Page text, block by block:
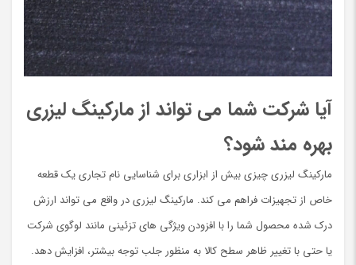
آیا شرکت شما می تواند از مارکینگ لیزری
بهره مند شود؟
مارکینگ لیزری چیزی بیش از ابزاری برای شناسایی نام تجاری یک قطعه
خاص از تجهیزات فراهم می کند. مارکینگ لیزری در واقع می تواند ارزش
درک شده محصول شما را با افزودن ویژگی های تزئینی مانند لوگوی شرکت
یا حتی با تغییر ظاهر سطح کالا به منظور جلب توجه بیشتر، افزایش دهد.